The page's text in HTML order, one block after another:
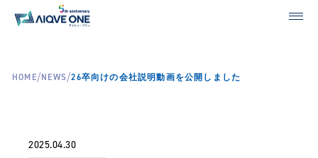
HOME/NEWS/26卒向けの会社説明動画を公開しました
2025.04.30